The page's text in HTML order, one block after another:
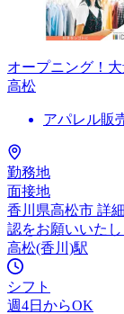
オープニング！
高松
アパレル販
勤務地
面接地
香川県高松市 詳
認をお願いいた
高松(香川)駅
シフト
週4日からOK